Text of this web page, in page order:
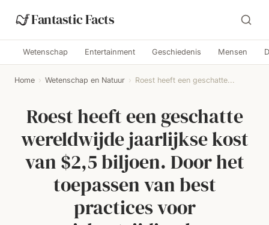
Fantastic Facts
Wetenschap Entertainment Geschiedenis Mensen
Home › Wetenschap en Natuur › Roest heeft een geschatte...
Roest heeft een geschatte
wereldwijde jaarlijkse kost
van $2,5 biljoen. Door het
toepassen van best
practices voor